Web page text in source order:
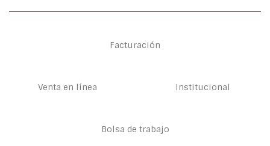
Facturación
Venta en línea Institucional
Bolsa de trabajo